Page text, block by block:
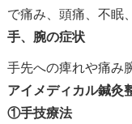
で痛み、頭痛、不眠
手、腕の症状
手先への痺れや痛み
アイメディカル鍼灸
①手技療法